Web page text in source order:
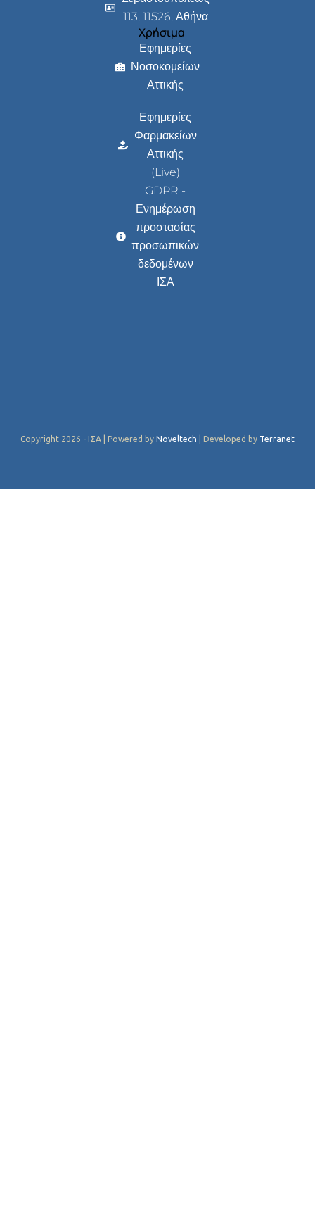
113, 11526, Αθήνα
Χρήσιμα
Εφημερίες
Νοσοκομείων
Αττικής
Εφημερίες
Φαρμακείων
Αττικής
(Live)
GDPR -
Ενημέρωση
προστασίας
προσωπικών
δεδομένων
ΙΣΑ
Copyright 2026 - ΙΣΑ | Powered by Noveltech | Developed by Terranet